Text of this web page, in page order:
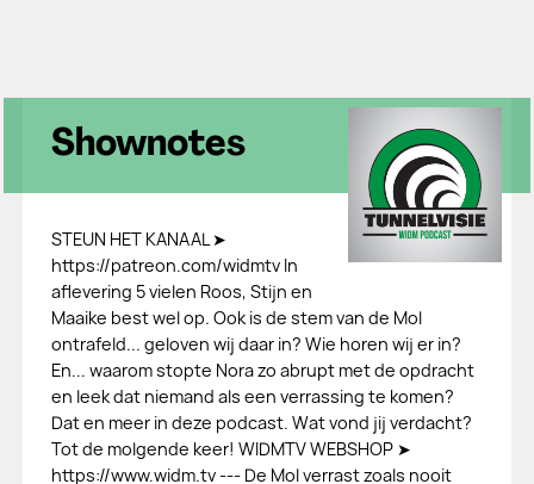
Shownotes
STEUN HET KANAAL ➤
https://patreon.com/widmtv In
aflevering 5 vielen Roos, Stijn en
Maaike best wel op. Ook is de stem van de Mol
ontrafeld... geloven wij daar in? Wie horen wij er in?
En... waarom stopte Nora zo abrupt met de opdracht
en leek dat niemand als een verrassing te komen?
Dat en meer in deze podcast. Wat vond jij verdacht?
Tot de molgende keer! WIDMTV WEBSHOP ➤
https://www.widm.tv --- De Mol verrast zoals nooit